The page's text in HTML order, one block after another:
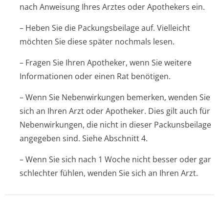
nach Anweisung Ihres Arztes oder Apothekers ein.
– Heben Sie die Packungsbeilage auf. Vielleicht
möchten Sie diese später nochmals lesen.
– Fragen Sie Ihren Apotheker, wenn Sie weitere
Informationen oder einen Rat benötigen.
– Wenn Sie Nebenwirkungen bemerken, wenden Sie
sich an Ihren Arzt oder Apotheker. Dies gilt auch für
Nebenwirkungen, die nicht in dieser Packunsbeilage
angegeben sind. Siehe Abschnitt 4.
– Wenn Sie sich nach 1 Woche nicht besser oder gar
schlechter fühlen, wenden Sie sich an Ihren Arzt.